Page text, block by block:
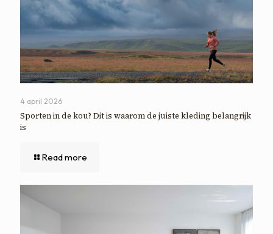
4 april 2026
Sporten in de kou? Dit is waarom de juiste kleding belangrijk
is
Read more